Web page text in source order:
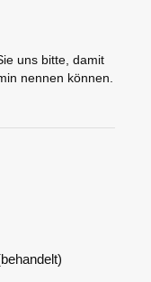
uns bitte, damit
nennen können.